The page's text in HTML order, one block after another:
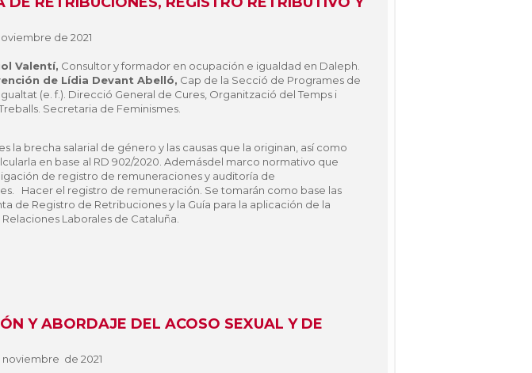
de 2021
Valentí, Consultor y formador en ocupación e igualdad en Daleph.
de Lídia Devant Abelló, Cap de la Secció de Programes de
(e. f.). Direcció General de Cures, Organització del Temps i
Secretaria de Feminismes.
la brecha salarial de género y las causas que la originan, así como
en base al RD 902/2020. Ademásdel marco normativo que
de registro de remuneraciones y auditoría de
Hacer el registro de remuneración. Se tomarán como base las
de Registro de Retribuciones y la Guía para la aplicación de la
Laborales de Cataluña.
Y ABORDAJE DEL ACOSO SEXUAL Y DE
noviembre de 2021